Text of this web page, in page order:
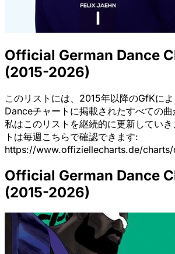
Official German Dance
(2015-2026)
このリストには、2015年以降のGfKに
Danceチャートに掲載されたすべての曲
私はこのリストを継続的に更新してい
トは毎週こちらで確認できます:
https://www.offiziellecharts.de/charts/
Official German Dance
(2015-2026)